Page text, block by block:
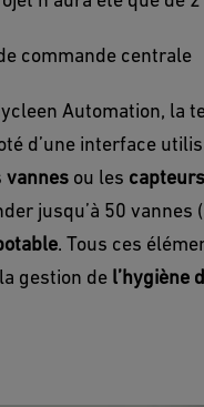
commande centrale
Automation, la
d’une interface
vannes ou les capteurs
jusqu’à 50 vannes
. Tous ces
gestion de l’hygiène